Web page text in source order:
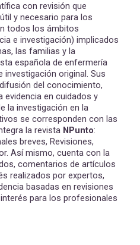
con revisión que
y necesario para los
todos los ámbitos
e investigación) implicados
las familias y la
española de enfermería
investigación original. Sus
del conocimiento,
evidencia en cuidados y
la investigación en la
se corresponden con las
la revista NPunto:
breves, Revisiones,
Así mismo, cuenta con la
comentarios de artículos
realizados por expertos,
basadas en revisiones
para los profesionales